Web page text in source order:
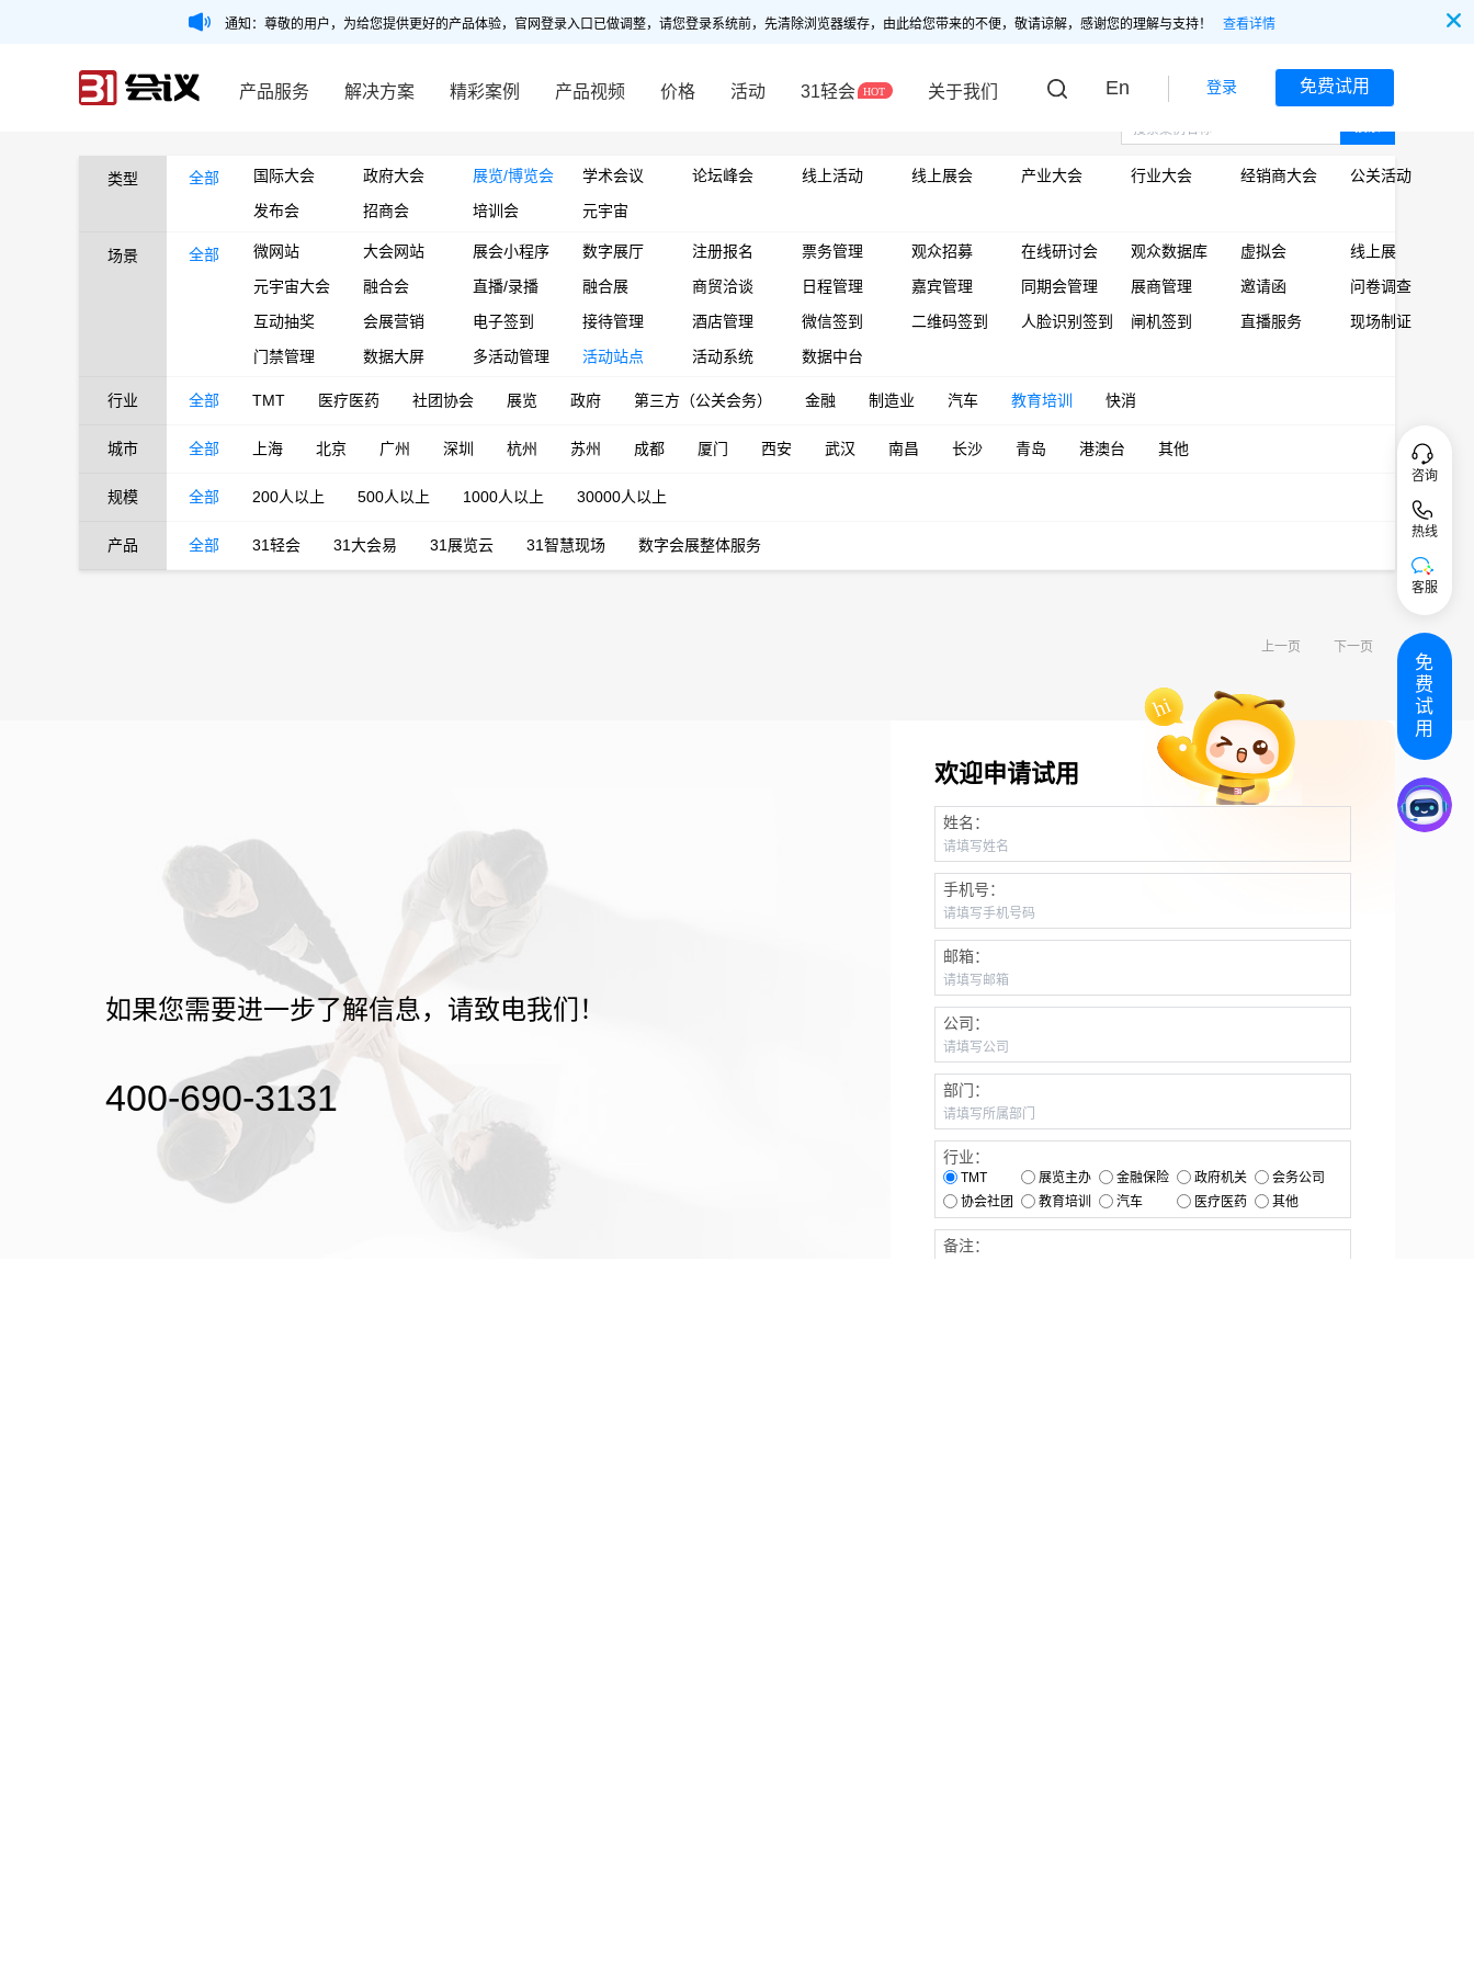
通知：尊敬的用户，为给您提供更好的产品体验，官网登录入口已做调整，请您登录系统前，先清除浏览器缓存，由此给您带来的不便，敬请谅解，感谢您的理解与支持！ 查看详情
产品服务 解决方案 精彩案例 产品视频 价格 活动 31轻会 关于我们 En 登录 免费试用
类型 全部 国际大会 政府大会 展览/博览会 学术会议 论坛峰会 线上活动 线上展会 产业大会 行业大会 经销商大会
公关活动
发布会
招商会 培训会 元宇宙
场景 全部 微网站 大会网站 展会小程序 数字展厅 注册报名 票务管理 观众招募 在线研讨会 观众数据库 虚拟会
线上展
元宇宙大会
融合会 直播/录播 融合展 商贸洽谈 日程管理 嘉宾管理 同期会管理 展商管理 邀请函
问卷调查
互动抽奖
会展营销 电子签到 接待管理 酒店管理 微信签到 二维码签到 人脸识别签到 闸机签到 直播服务
现场制证
门禁管理
数据大屏 多活动管理 活动站点 活动系统 数据中台
行业 全部 TMT 医疗医药 社团协会 展览 政府 第三方（公关会务） 金融 制造业 汽车 教育培训 快消
城市 全部 上海 北京 广州 深圳 杭州 苏州 成都 厦门 西安 武汉 南昌 长沙 青岛 港澳台 其他
规模 全部 200人以上 500人以上 1000人以上 30000人以上
产品 全部 31轻会 31大会易 31展览云 31智慧现场 数字会展整体服务
上一页 下一页
如果您需要进一步了解信息，请致电我们！
400-690-3131
欢迎申请试用
姓名：
手机号：
邮箱：
公司：
部门：
行业：
TMT 展览主办 金融保险 政府机关
会务公司
协会社团
教育培训 汽车 医疗医药 其他
备注：
咨询
热线
客服
免
费
试
用